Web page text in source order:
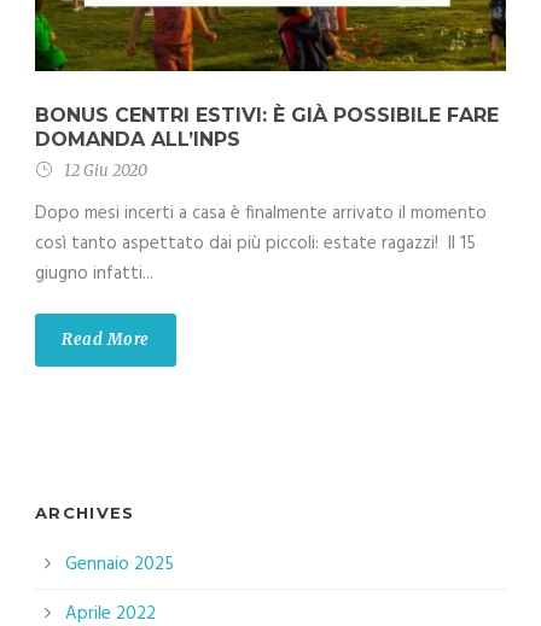
BONUS CENTRI ESTIVI: È GIÀ POSSIBILE FARE
DOMANDA ALL’INPS
12 Giu 2020
Dopo mesi incerti a casa è finalmente arrivato il momento
così tanto aspettato dai più piccoli: estate ragazzi! Il 15
giugno infatti...
Read More
ARCHIVES
Gennaio 2025
Aprile 2022